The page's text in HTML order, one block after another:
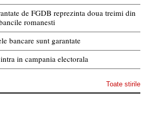
de FGDB reprezinta doua treimi din
romanesti
bancare sunt garantate
in campania electorala
Toate stirile